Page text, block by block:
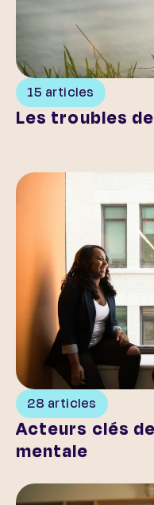
15 articles
Les troubles
28 articles
Acteurs clés
mentale
Acteurs clés de la
L’art et la santé